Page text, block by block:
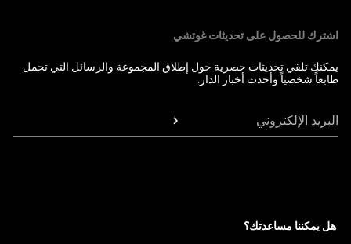
اشترك للحصول على تحديثات غوتشي
يمكنك تلقي تحديثات حصرية حول إطلاق المجموعة والرسائل التي تحمل
طابعاً شخصياً وأحدث أخبار الدار.
البريد الإلكتروني
هل يمكننا مساعدتك؟